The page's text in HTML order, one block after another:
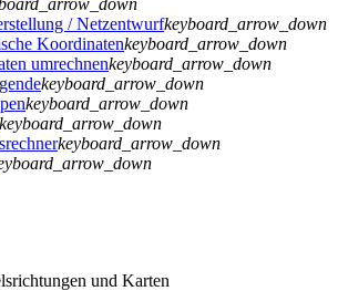
/ Netzentwurfkeyboard_arrow_down
Koordinatenkeyboard_arrow_down
umrechnenkeyboard_arrow_down
keyboard_arrow_down
keyboard_arrow_down
keyboard_arrow_down
keyboard_arrow_down
und Karten